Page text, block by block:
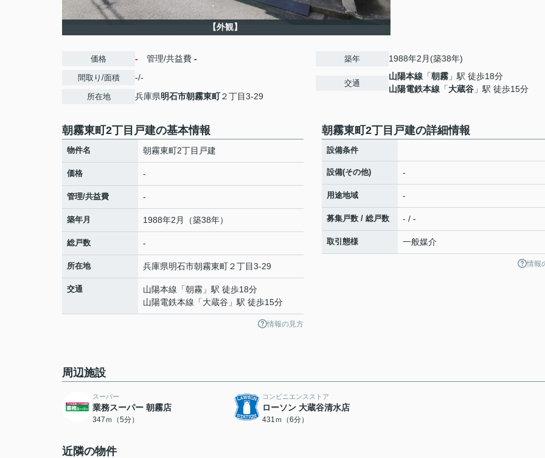
【外観】
価格 - 管理/共益費 -
間取り/面積 -/-
所在地 兵庫県明石市朝霧東町２丁目3-29
築年 1988年2月(築38年)
交通
山陽本線 「朝霧 」駅 徒歩18分
山陽電鉄本線 「大蔵谷 」駅 徒歩15分
朝霧東町2丁目戸建の基本情報
物件名 朝霧東町2丁目戸建
価格 -
管理/共益費 -
築年月 1988年2月（築38年）
総戸数 -
所在地 兵庫県明石市朝霧東町２丁目3-29
交通 山陽本線 「朝霧 」駅 徒歩18分
山陽電鉄本線 「大蔵谷 」駅 徒歩15分
情報の見方
朝霧東町2丁目戸建の詳細情報
設備条件
設備(その他) -
用途地域 -
募集戸数 / 総戸数 - / -
取引態様 一般媒介
情報
周辺施設
スーパー
業務スーパー 朝霧店
347ｍ（5分）
コンビニエンスストア
ローソン 大蔵谷清水店
431ｍ（6分）
近隣の物件